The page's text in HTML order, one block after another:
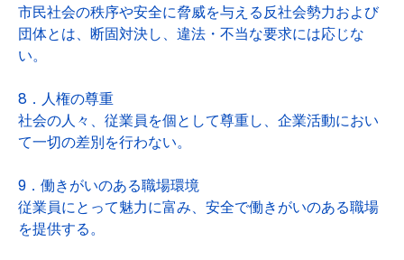
市民社会の秩序や安全に脅威を与える反社会勢力および
団体とは、断固対決し、違法・不当な要求には応じな
い。
8．人権の尊重
社会の人々、従業員を個として尊重し、企業活動におい
て一切の差別を行わない。
9．働きがいのある職場環境
従業員にとって魅力に富み、安全で働きがいのある職場
を提供する。